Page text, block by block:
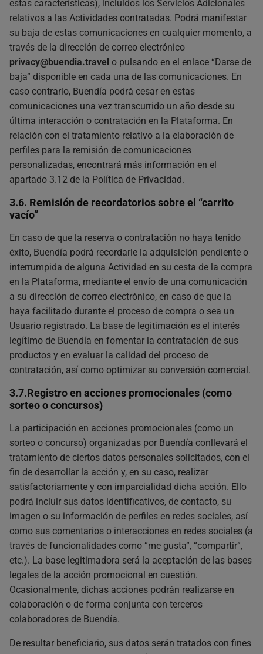
estas características), incluidos los Servicios Adicionales
relativos a las Actividades contratadas. Podrá manifestar
su baja de estas comunicaciones en cualquier momento, a
través de la dirección de correo electrónico
privacy@buendia.travel o pulsando en el enlace “Darse de
baja” disponible en cada una de las comunicaciones. En
caso contrario, Buendía podrá cesar en estas
comunicaciones una vez transcurrido un año desde su
última interacción o contratación en la Plataforma. En
relación con el tratamiento relativo a la elaboración de
perfiles para la remisión de comunicaciones
personalizadas, encontrará más información en el
apartado 3.12 de la Política de Privacidad.
3.6. Remisión de recordatorios sobre el “carrito
vacío”
En caso de que la reserva o contratación no haya tenido
éxito, Buendía podrá recordarle la adquisición pendiente o
interrumpida de alguna Actividad en su cesta de la compra
en la Plataforma, mediante el envío de una comunicación
a su dirección de correo electrónico, en caso de que la
haya facilitado durante el proceso de compra o sea un
Usuario registrado. La base de legitimación es el interés
legítimo de Buendía en fomentar la contratación de sus
productos y en evaluar la calidad del proceso de
contratación, así como optimizar su conversión comercial.
3.7.Registro en acciones promocionales (como
sorteo o concursos)
La participación en acciones promocionales (como un
sorteo o concurso) organizadas por Buendía conllevará el
tratamiento de ciertos datos personales solicitados, con el
fin de desarrollar la acción y, en su caso, realizar
satisfactoriamente y con imparcialidad dicha acción. Ello
podrá incluir sus datos identificativos, de contacto, su
imagen o su información de perfiles en redes sociales, así
como sus comentarios o interacciones en redes sociales (a
través de funcionalidades como “me gusta”, “compartir”,
etc.). La base legitimadora será la aceptación de las bases
legales de la acción promocional en cuestión.
Ocasionalmente, dichas acciones podrán realizarse en
colaboración o de forma conjunta con terceros
colaboradores de Buendía.
De resultar beneficiario, sus datos serán tratados con fines